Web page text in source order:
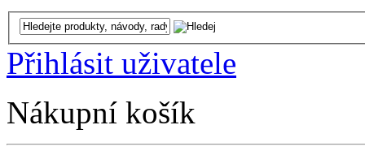
Přihlásit uživatele
Nákupní košík